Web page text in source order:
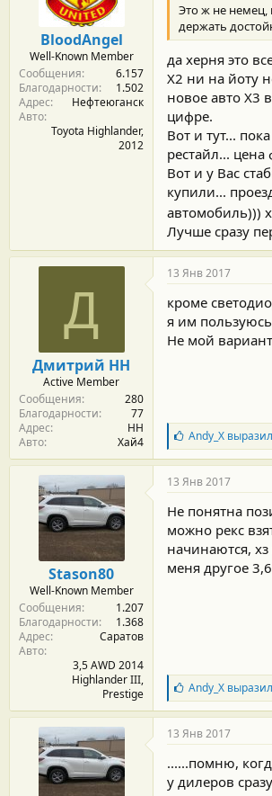
BloodAngel
Well-Known Member
Сообщения
6.157
Благодарности
1.502
Адрес
Нефтеюганск
Авто
Toyota Highlander,
2012
Это ж не немец,
держать
да херня это
Х2 ни на йоту
новое авто Х3
цифре.
Вот и тут...
рестайл...
Вот и у Вас
купили...
автомобиль)))
Лучше сразу
Д
Дмитрий НН
Active Member
Сообщения
280
Благодарности
77
Адрес
НН
Авто
Хай4
13 Янв 2017
кроме
я им
Не мой
Б
л
а
г
о
д
а
р
н
о
Andy_X
Stason80
Well-Known Member
Сообщения
1.207
Благодарности
1.368
Адрес
Саратов
Авто
3,5 AWD 2014
Highlander III,
Prestige
13 Янв 2017
Не понятна
можно рекс
начинаются,
меня другое
Б
л
а
г
о
д
а
р
Andy_X
13 Янв 2017
......помню,
у дилеров